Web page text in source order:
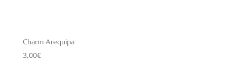
Charm Arequipa
3,00€